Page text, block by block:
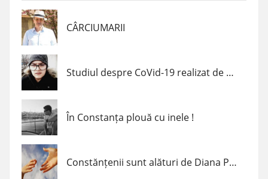
CÂRCIUMARII
Studiul despre CoVid-19 realizat de un elev de clasa a VII-a din Navodari
În Constanța plouă cu inele !
Constănțenii sunt alături de Diana Popescu